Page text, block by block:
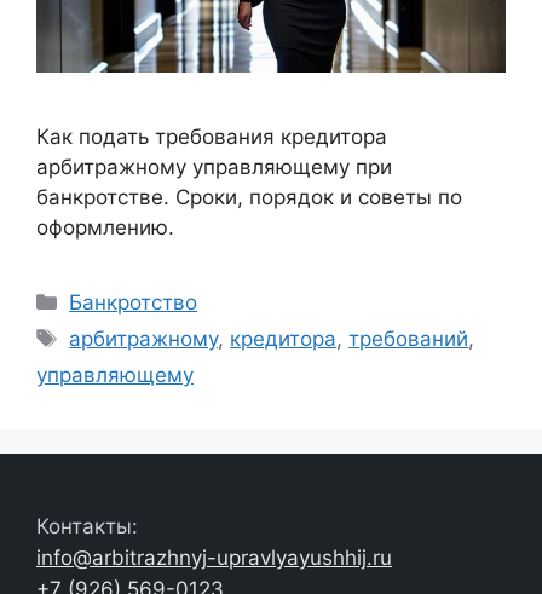
Как подать требования кредитора
арбитражному управляющему при
банкротстве. Сроки, порядок и советы по
оформлению.
Рубрики
Банкротство
Метки
арбитражному, кредитора,требований,
управляющему
Контакты:
info@arbitrazhnyj-upravlyayushhij.ru
+7 (926) 569-0123